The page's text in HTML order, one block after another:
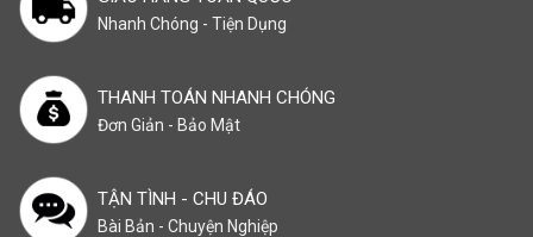
Nhanh Chóng - Tiện Dụng
THANH TOÁN NHANH CHÓNG
Đơn Giản - Bảo Mật
TẬN TÌNH - CHU ĐÁO
Bài Bản - Chuyện Nghiệp